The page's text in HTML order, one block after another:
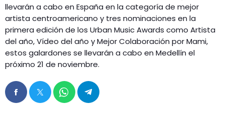
llevarán a cabo en España en la categoría de mejor
artista centroamericano y tres nominaciones en la
primera edición de los Urban Music Awards como Artista
del año, Vídeo del año y Mejor Colaboración por Mami,
estos galardones se llevarán a cabo en Medellín el
próximo 21 de noviembre.